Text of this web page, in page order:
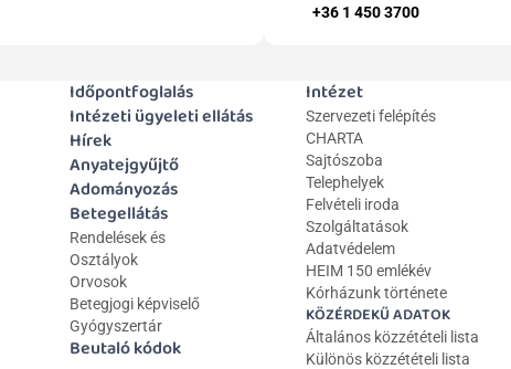
+36 1 450 3700
Időpontfoglalás
Intézeti ügyeleti ellátás
Hírek
Anyatejgyűjtő
Adományozás
Betegellátás
Rendelések és
Osztályok
Orvosok
Betegjogi képviselő
Gyógyszertár
Beutaló kódok
Intézet
Szervezeti felépítés
CHARTA
Sajtószoba
Telephelyek
Felvételi iroda
Szolgáltatások
Adatvédelem
HEIM 150 emlékév
Kórházunk története
KÖZÉRDEKŰ ADATOK
Általános közzétételi lista
Különös közzétételi lista